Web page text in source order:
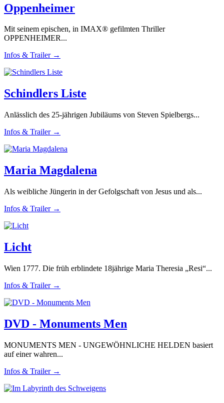
Oppenheimer
Mit seinem epischen, in IMAX® gefilmten Thriller
OPPENHEIMER...
Infos & Trailer →
Schindlers Liste
Anlässlich des 25-jährigen Jubiläums von Steven Spielbergs...
Infos & Trailer →
Maria Magdalena
Als weibliche Jüngerin in der Gefolgschaft von Jesus und als...
Infos & Trailer →
Licht
Wien 1777. Die früh erblindete 18jährige Maria Theresia „Resi“...
Infos & Trailer →
DVD - Monuments Men
MONUMENTS MEN - UNGEWÖHNLICHE HELDEN basiert
auf einer wahren...
Infos & Trailer →